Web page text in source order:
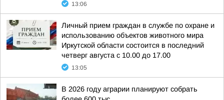
13:06
Личный прием граждан в службе по охране и
использованию объектов животного мира
Иркутской области состоится в последний
четверг августа с 10.00 до 17.00
13:05
В 2026 году аграрии планируют собрать